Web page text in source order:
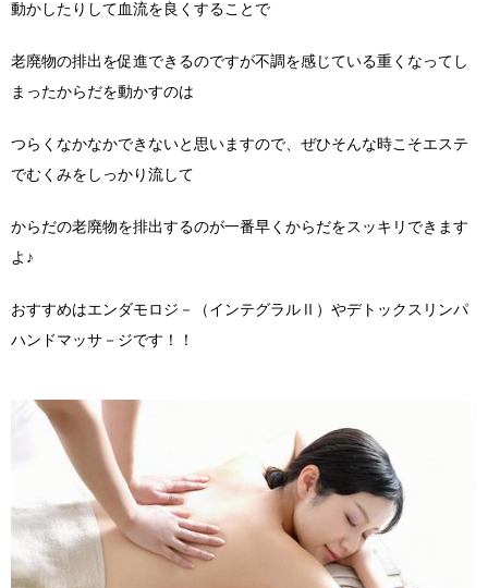
動かしたりして血流を良くすることで
老廃物の排出を促進できるのですが不調を感じている重くなってし
まったからだを動かすのは
つらくなかなかできないと思いますので、ぜひそんな時こそエステ
でむくみをしっかり流して
からだの老廃物を排出するのが一番早くからだをスッキリできます
よ♪
おすすめはエンダモロジ－（インテグラルⅡ）やデトックスリンパ
ハンドマッサ－ジです！！